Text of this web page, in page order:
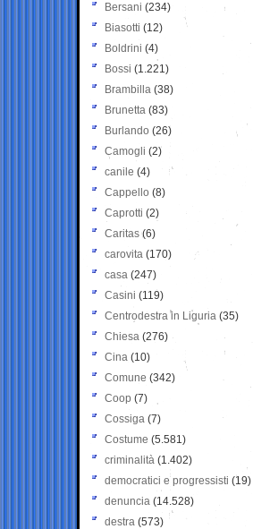
Bersani (234)
Biasotti (12)
Boldrini (4)
Bossi (1.221)
Brambilla (38)
Brunetta (83)
Burlando (26)
Camogli (2)
canile (4)
Cappello (8)
Caprotti (2)
Caritas (6)
carovita (170)
casa (247)
Casini (119)
Centrodestra in Liguria (35)
Chiesa (276)
Cina (10)
Comune (342)
Coop (7)
Cossiga (7)
Costume (5.581)
criminalità (1.402)
democratici e progressisti (19)
denuncia (14.528)
destra (573)